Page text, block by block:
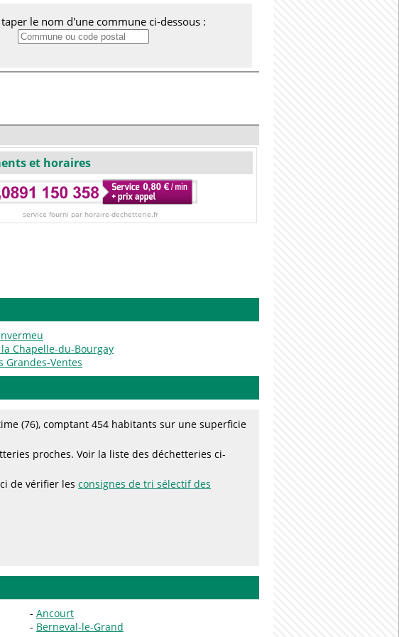
le nom d'une commune ci-dessous :
et horaires
service fourni par horaire-dechetterie.fr
Chapelle-du-Bourgay
Grandes-Ventes
(76), comptant 454 habitants sur une superficie
proches. Voir la liste des déchetteries ci-
de vérifier les consignes de tri sélectif des
Ancourt
Berneval-le-Grand